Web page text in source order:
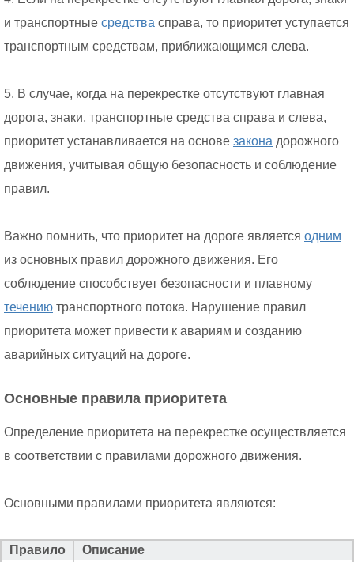
и транспортные средства справа, то приоритет уступается
транспортным средствам, приближающимся слева.
5. В случае, когда на перекрестке отсутствуют главная
дорога, знаки, транспортные средства справа и слева,
приоритет устанавливается на основе закона дорожного
движения, учитывая общую безопасность и соблюдение
правил.
Важно помнить, что приоритет на дороге является одним
из основных правил дорожного движения. Его
соблюдение способствует безопасности и плавному
течению транспортного потока. Нарушение правил
приоритета может привести к авариям и созданию
аварийных ситуаций на дороге.
Основные правила приоритета
Определение приоритета на перекрестке осуществляется
в соответствии с правилами дорожного движения.
Основными правилами приоритета являются:
Правило
Описание